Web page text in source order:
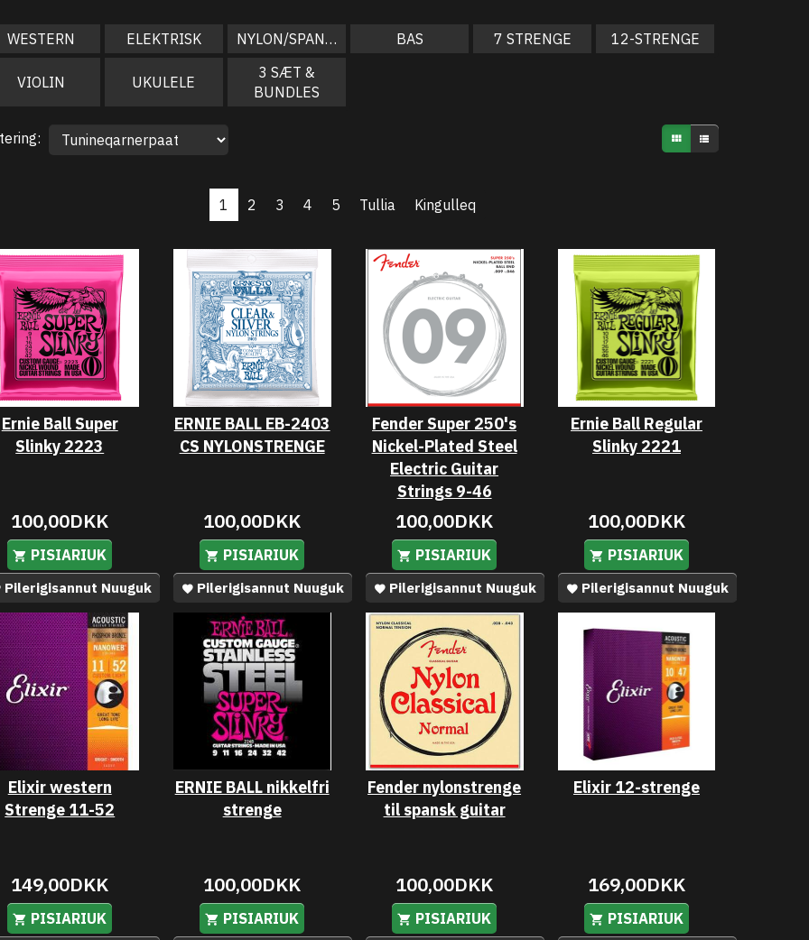
WESTERN ELEKTRISK NYLON/SPANSK BAS 7 STRENGE 12-STRENGE
VIOLIN UKULELE
3 SÆT &
BUNDLES
1 2 3 4 5 Tullia Kingulleq
Ernie Ball Super
Slinky 2223
100,00DKK
PISIARIUK
Pilerigisannut Nuuguk
ERNIE BALL EB-2403
CS NYLONSTRENGE
100,00DKK
PISIARIUK
Pilerigisannut Nuuguk
Fender Super 250's
Nickel-Plated Steel
Electric Guitar
Strings 9-46
100,00DKK
PISIARIUK
Pilerigisannut Nuuguk
Ernie Ball Regular
Slinky 2221
100,00DKK
PISIARIUK
Pilerigisannut Nuuguk
Elixir western
Strenge 11-52
149,00DKK
PISIARIUK
ERNIE BALL nikkelfri
strenge
100,00DKK
PISIARIUK
Fender nylonstrenge
til spansk guitar
100,00DKK
PISIARIUK
Elixir 12-strenge
169,00DKK
PISIARIUK